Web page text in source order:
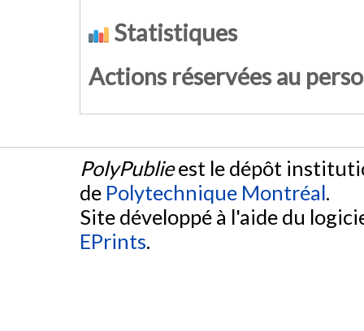
Statistiques
Actions réservées au
PolyPublieest le dépôt
de Polytechnique Montréal.
Site développé à l'aide du
EPrints.